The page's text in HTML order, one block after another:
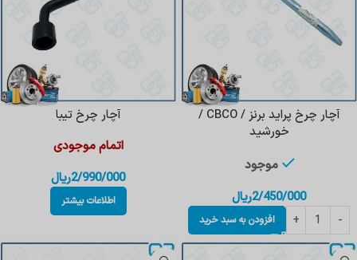
آچار چرخ پراید برنز / CBCO /
خورشید
موجود
2/450/000ریال
افزودن به سبد خرید
آچار چرخ تیبا
اتمام موجودی
2/990/000ریال
اطلاعات بیشتر